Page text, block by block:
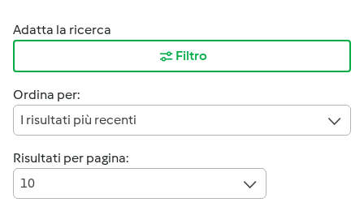
Adatta la ricerca
Filtro
Ordina per:
I risultati più recenti
Risultati per pagina:
10